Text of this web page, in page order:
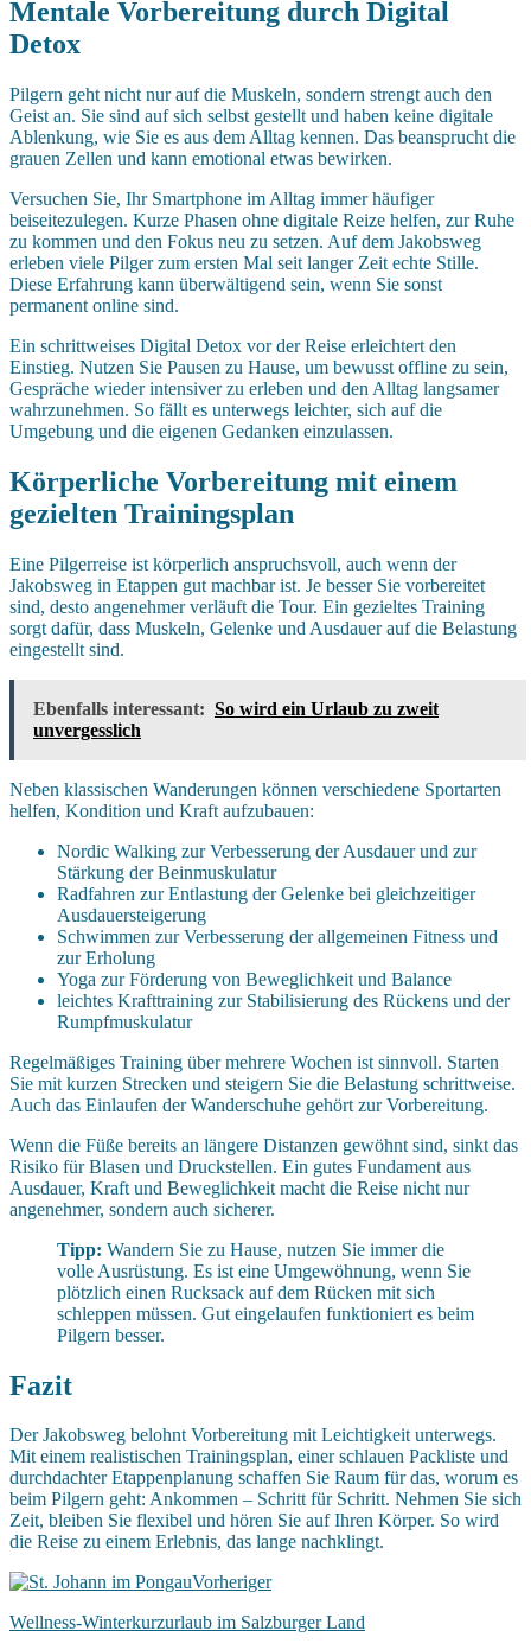
Mentale Vorbereitung durch Digital
Detox
Pilgern geht nicht nur auf die Muskeln, sondern strengt auch den
Geist an. Sie sind auf sich selbst gestellt und haben keine digitale
Ablenkung, wie Sie es aus dem Alltag kennen. Das beansprucht die
grauen Zellen und kann emotional etwas bewirken.
Versuchen Sie, Ihr Smartphone im Alltag immer häufiger
beiseitezulegen. Kurze Phasen ohne digitale Reize helfen, zur Ruhe
zu kommen und den Fokus neu zu setzen. Auf dem Jakobsweg
erleben viele Pilger zum ersten Mal seit langer Zeit echte Stille.
Diese Erfahrung kann überwältigend sein, wenn Sie sonst
permanent online sind.
Ein schrittweises Digital Detox vor der Reise erleichtert den
Einstieg. Nutzen Sie Pausen zu Hause, um bewusst offline zu sein,
Gespräche wieder intensiver zu erleben und den Alltag langsamer
wahrzunehmen. So fällt es unterwegs leichter, sich auf die
Umgebung und die eigenen Gedanken einzulassen.
Körperliche Vorbereitung mit einem
gezielten Trainingsplan
Eine Pilgerreise ist körperlich anspruchsvoll, auch wenn der
Jakobsweg in Etappen gut machbar ist. Je besser Sie vorbereitet
sind, desto angenehmer verläuft die Tour. Ein gezieltes Training
sorgt dafür, dass Muskeln, Gelenke und Ausdauer auf die Belastung
eingestellt sind.
Ebenfalls interessant: So wird ein Urlaub zu zweit
unvergesslich
Neben klassischen Wanderungen können verschiedene Sportarten
helfen, Kondition und Kraft aufzubauen:
Nordic Walking zur Verbesserung der Ausdauer und zur
Stärkung der Beinmuskulatur
Radfahren zur Entlastung der Gelenke bei gleichzeitiger
Ausdauersteigerung
Schwimmen zur Verbesserung der allgemeinen Fitness und
zur Erholung
Yoga zur Förderung von Beweglichkeit und Balance
leichtes Krafttraining zur Stabilisierung des Rückens und der
Rumpfmuskulatur
Regelmäßiges Training über mehrere Wochen ist sinnvoll. Starten
Sie mit kurzen Strecken und steigern Sie die Belastung schrittweise.
Auch das Einlaufen der Wanderschuhe gehört zur Vorbereitung.
Wenn die Füße bereits an längere Distanzen gewöhnt sind, sinkt das
Risiko für Blasen und Druckstellen. Ein gutes Fundament aus
Ausdauer, Kraft und Beweglichkeit macht die Reise nicht nur
angenehmer, sondern auch sicherer.
Tipp: Wandern Sie zu Hause, nutzen Sie immer die
volle Ausrüstung. Es ist eine Umgewöhnung, wenn Sie
plötzlich einen Rucksack auf dem Rücken mit sich
schleppen müssen. Gut eingelaufen funktioniert es beim
Pilgern besser.
Fazit
Der Jakobsweg belohnt Vorbereitung mit Leichtigkeit unterwegs.
Mit einem realistischen Trainingsplan, einer schlauen Packliste und
durchdachter Etappenplanung schaffen Sie Raum für das, worum es
beim Pilgern geht: Ankommen – Schritt für Schritt. Nehmen Sie sich
Zeit, bleiben Sie flexibel und hören Sie auf Ihren Körper. So wird
die Reise zu einem Erlebnis, das lange nachklingt.
Vorheriger
Wellness-Winterkurzurlaub im Salzburger Land